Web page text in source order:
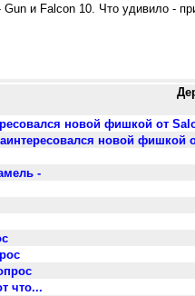
и Falcon 10. Что удивило -
новой фишкой от
новой фишкой
-
что...